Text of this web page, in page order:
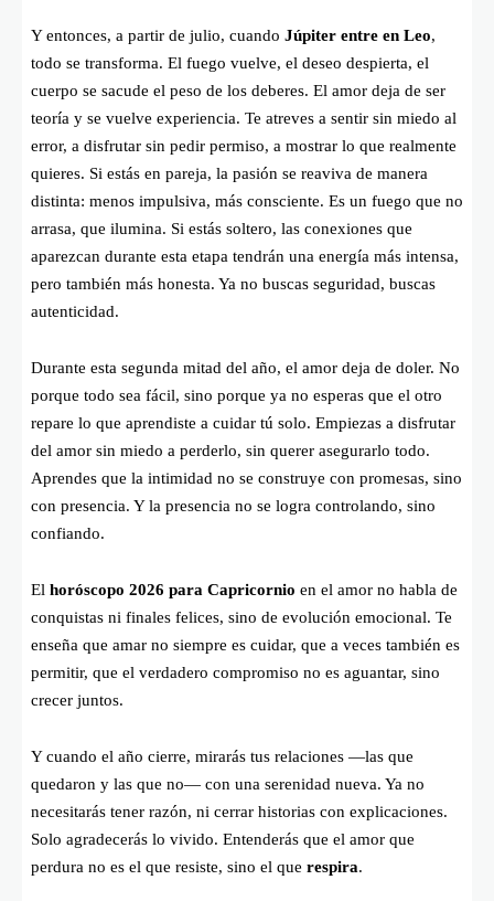
Y entonces, a partir de julio, cuando Júpiter entre en Leo,
todo se transforma. El fuego vuelve, el deseo despierta, el
cuerpo se sacude el peso de los deberes. El amor deja de ser
teoría y se vuelve experiencia. Te atreves a sentir sin miedo al
error, a disfrutar sin pedir permiso, a mostrar lo que realmente
quieres. Si estás en pareja, la pasión se reaviva de manera
distinta: menos impulsiva, más consciente. Es un fuego que no
arrasa, que ilumina. Si estás soltero, las conexiones que
aparezcan durante esta etapa tendrán una energía más intensa,
pero también más honesta. Ya no buscas seguridad, buscas
autenticidad.
Durante esta segunda mitad del año, el amor deja de doler. No
porque todo sea fácil, sino porque ya no esperas que el otro
repare lo que aprendiste a cuidar tú solo. Empiezas a disfrutar
del amor sin miedo a perderlo, sin querer asegurarlo todo.
Aprendes que la intimidad no se construye con promesas, sino
con presencia. Y la presencia no se logra controlando, sino
confiando.
El horóscopo 2026 para Capricornio en el amor no habla de
conquistas ni finales felices, sino de evolución emocional. Te
enseña que amar no siempre es cuidar, que a veces también es
permitir, que el verdadero compromiso no es aguantar, sino
crecer juntos.
Y cuando el año cierre, mirarás tus relaciones —las que
quedaron y las que no— con una serenidad nueva. Ya no
necesitarás tener razón, ni cerrar historias con explicaciones.
Solo agradecerás lo vivido. Entenderás que el amor que
perdura no es el que resiste, sino el que respira.